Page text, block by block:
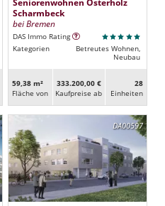
Scharmbeck
bei Bremen
DAS Immo Rating
Kategorien
Betreutes Wohnen,
Neubau
59,38 m²
Fläche von
333.200,00 €
Kaufpreise ab
28
Ein­heiten
DA00597